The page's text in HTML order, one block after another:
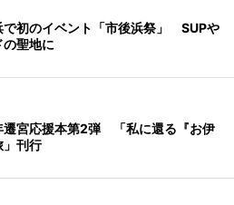
で初のイベント「市後浜祭」 SUPや
の聖地に
遷宮応援本第2弾 「私に還る『お伊
」刊行